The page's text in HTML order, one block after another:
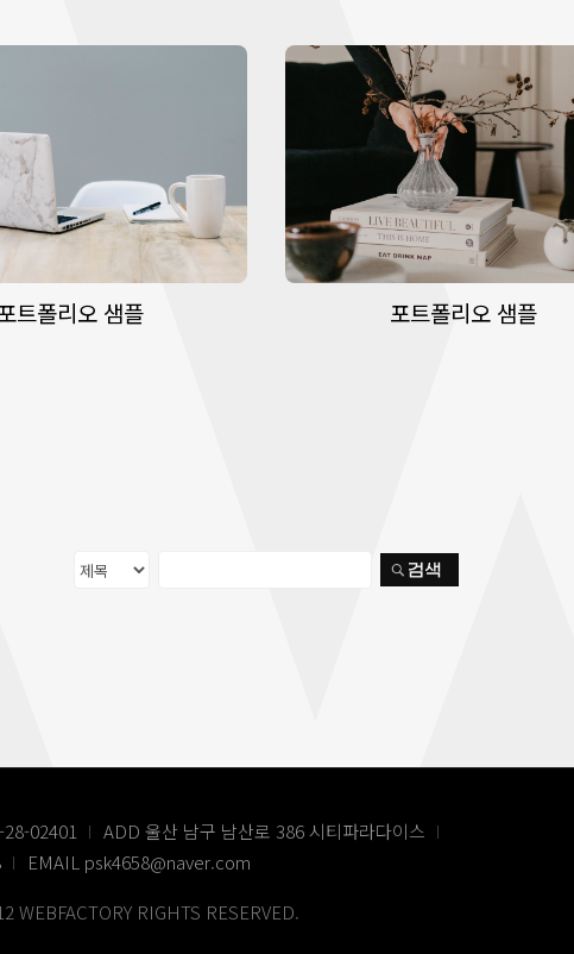
트폴리오 샘플 포트폴리오 샘플
02401
ADD 울산 남구 남산로 386 시티파라다이스
EMAIL psk4658@naver.com
WEBFACTORY RIGHTS RESERVED.